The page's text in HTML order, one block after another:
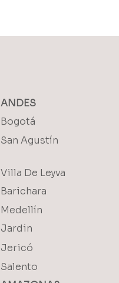
ANDES
Bogotá
San Agustín
Villa De Leyva
Barichara
Medellín
Jardin
Jericó
Salento